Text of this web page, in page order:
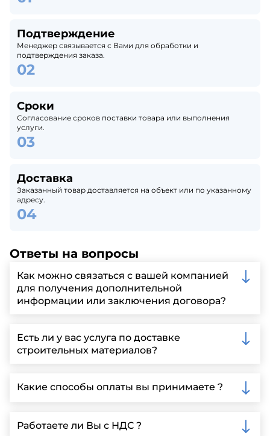
Подтверждение
Менеджер связывается с Вами для обработки и
подтверждения заказа.
Сроки
Согласование сроков поставки товара или выполнения
услуги.
Доставка
Заказанный товар доставляется на объект или по указанному
адресу.
Ответы на вопросы
Как можно связаться с вашей компанией
для получения дополнительной
информации или заключения договора?
запрос через нашу официальную почту или
заполнить форму на нашем сайте для более
детальной информации и организации встречи.
Есть ли у вас услуга по доставке
строительных материалов?
Ленинградской области, у нас собственный
автопарк, для обеспечения быстрой и надежной
Какие способы оплаты вы принимаете ?
включая наличные, банковские переводы,
кредитные карты. Подробную информацию о
Работаете ли Вы с НДС ?